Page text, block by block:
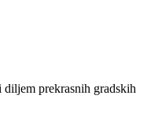
prekrasnih gradskih